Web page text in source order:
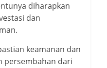
diharapkan
dan
keamanan dan
persembahan dari